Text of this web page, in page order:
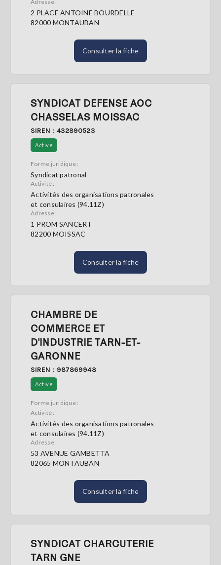
Adresse :
2 PLACE ANTOINE BOURDELLE
82000 MONTAUBAN
Consulter la fiche
SYNDICAT DEFENSE AOC
CHASSELAS MOISSAC
SIREN : 432890523
Active
Forme juridique :
Syndicat patronal
Activité :
Activités des organisations patronales
et consulaires (94.11Z)
Adresse :
1 PROM SANCERT
82200 MOISSAC
Consulter la fiche
CHAMBRE DE
COMMERCE ET
D'INDUSTRIE TARN-ET-
GARONNE
SIREN : 987869948
Active
Forme juridique :
Activité :
Activités des organisations patronales
et consulaires (94.11Z)
Adresse :
53 AVENUE GAMBETTA
82065 MONTAUBAN
Consulter la fiche
SYNDICAT CHARCUTERIE
TARN GNE